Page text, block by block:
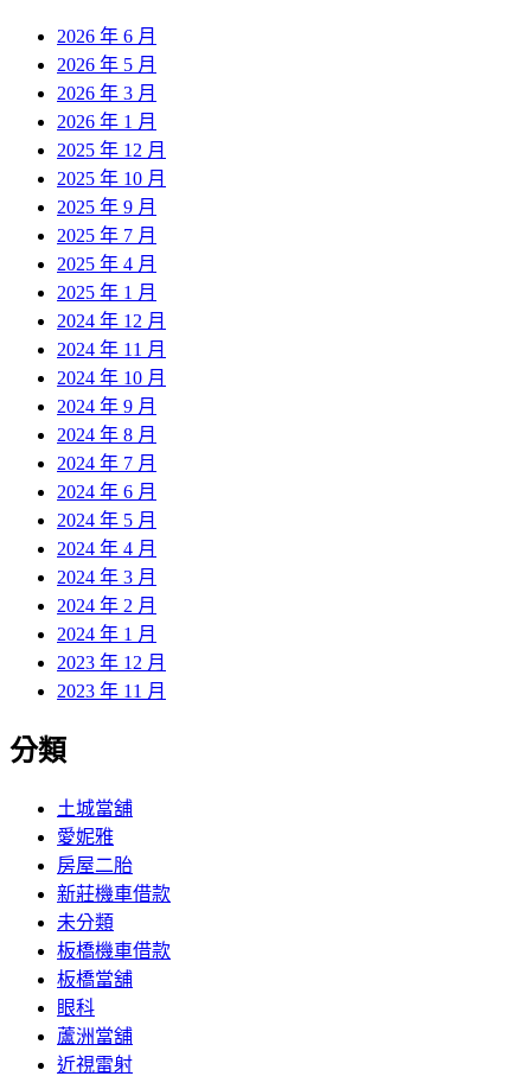
2026 年 6 月
2026 年 5 月
2026 年 3 月
2026 年 1 月
2025 年 12 月
2025 年 10 月
2025 年 9 月
2025 年 7 月
2025 年 4 月
2025 年 1 月
2024 年 12 月
2024 年 11 月
2024 年 10 月
2024 年 9 月
2024 年 8 月
2024 年 7 月
2024 年 6 月
2024 年 5 月
2024 年 4 月
2024 年 3 月
2024 年 2 月
2024 年 1 月
2023 年 12 月
2023 年 11 月
分類
土城當舖
愛妮雅
房屋二胎
新莊機車借款
未分類
板橋機車借款
板橋當舖
眼科
蘆洲當舖
近視雷射